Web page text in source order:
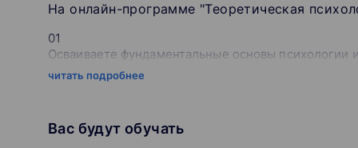
На онлайн-программе "Теоретическая
01
Осваиваете фундаментальные основы
практике
Получаете системную подготовку к обучению в
читать подробнее
Вас будут обучать